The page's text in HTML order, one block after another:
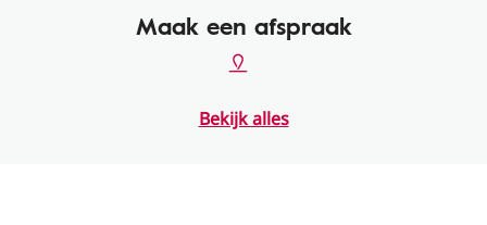
Maak een afspraak
Bekijk alles